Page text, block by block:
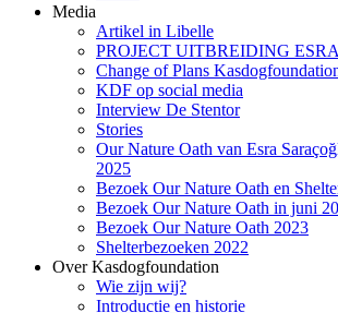
Media
Artikel in Libelle
PROJECT UITBREIDING
Change of Plans
KDF op social media
Interview De Stentor
Stories
Our Nature Oath van Esra
2025
Bezoek Our Nature Oath en
Bezoek Our Nature Oath in juni
Bezoek Our Nature Oath 2023
Shelterbezoeken 2022
Over Kasdogfoundation
Wie zijn wij?
Introductie en historie